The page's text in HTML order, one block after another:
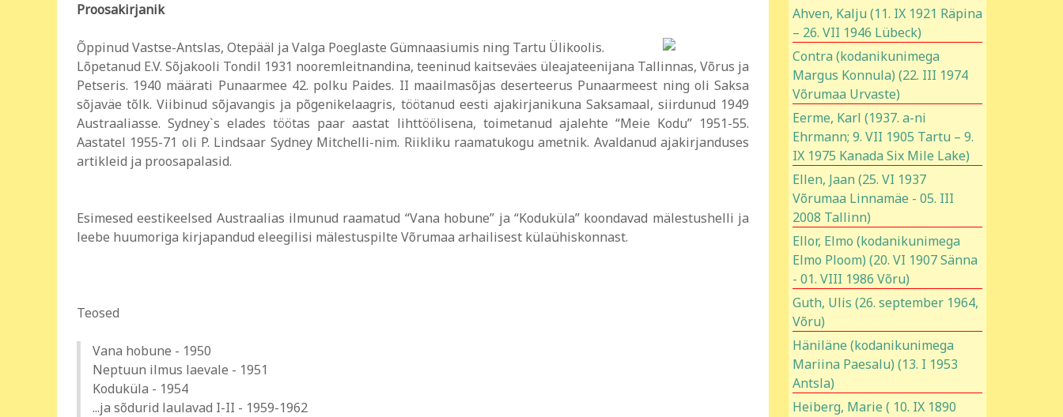
Proosakirjanik
Õppinud Vastse-Antslas, Otepääl ja Valga Poeglaste Gümnaasiumis ning Tartu Ülikoolis.
Lõpetanud E.V. Sõjakooli Tondil 1931 nooremleitnandina, teeninud kaitseväes üleajateenijana Tallinnas, Võrus ja
Petseris. 1940 määrati Punaarmee 42. polku Paides. II maailmasõjas deserteerus Punaarmeest ning oli Saksa
sõjaväe tõlk. Viibinud sõjavangis ja põgenikelaagris, töötanud eesti ajakirjanikuna Saksamaal, siirdunud 1949
Austraaliasse. Sydney`s elades töötas paar aastat lihttöölisena, toimetanud ajalehte “Meie Kodu” 1951-55.
Aastatel 1955-71 oli P. Lindsaar Sydney Mitchelli-nim. Riikliku raamatukogu ametnik. Avaldanud ajakirjanduses
artikleid ja proosapalasid.
Esimesed eestikeelsed Austraalias ilmunud raamatud “Vana hobune” ja “Koduküla” koondavad mälestushelli ja
leebe huumoriga kirjapandud eleegilisi mälestuspilte Võrumaa arhailisest külaühiskonnast.
Teosed
Vana hobune - 1950
Neptuun ilmus laevale - 1951
Koduküla - 1954
...ja sõdurid laulavad I-II - 1959-1962
Ahven, Kalju (11. IX 1921 Räpina
– 26. VII 1946 Lübeck)
Contra (kodanikunimega
Margus Konnula) (22. III 1974
Võrumaa Urvaste)
Eerme, Karl (1937. a-ni
Ehrmann; 9. VII 1905 Tartu – 9.
IX 1975 Kanada Six Mile Lake)
Ellen, Jaan (25. VI 1937
Võrumaa Linnamäe - 05. III
2008 Tallinn)
Ellor, Elmo (kodanikunimega
Elmo Ploom) (20. VI 1907 Sänna
- 01. VIII 1986 Võru)
Guth, Ulis (26. september 1964,
Võru)
Häniläne (kodanikunimega
Mariina Paesalu) (13. I 1953
Antsla)
Heiberg, Marie ( 10. IX 1890